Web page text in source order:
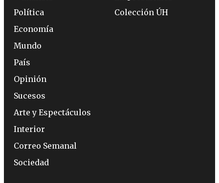
Política
Economía
Mundo
País
Opinión
Sucesos
Arte y Espectáculos
Interior
Correo Semanal
Sociedad
Colección ÚH